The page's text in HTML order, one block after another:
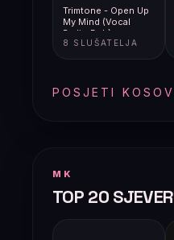
Trimtone - Open Up
My Mind (Vocal
Radio Dub)
[CRMS193]
8 SLUŠATELJA
POSJETI
MK
TOP 20